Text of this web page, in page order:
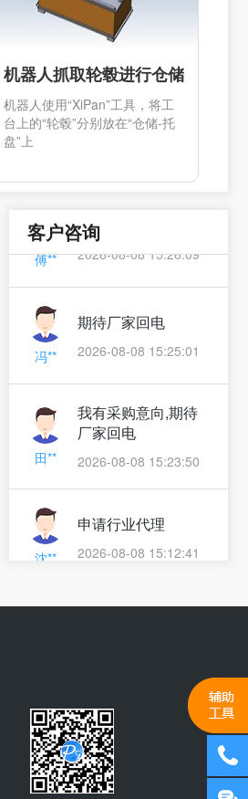
机器人抓取轮毂进行仓储
机器人使用“XiPan”工具，将工
台上的“轮毂”分别放在“仓储-托
盘”上
客户咨询
寻求项目合作
傅** 2026-08-08 15:26:09
冯**
期待厂家回电
田**
我有采购意向,期待
厂家回电
2026-08-08 15:23:50
沈**
申请行业代理
我有采购意向,期待
董**
我有采购意向
2026-08-08 13:22:23